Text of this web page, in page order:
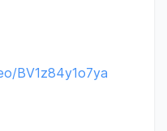
BV1z84y1o7ya